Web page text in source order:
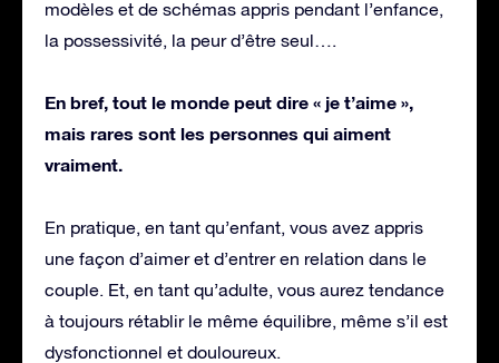
modèles et de schémas appris pendant l’enfance,
la possessivité, la peur d’être seul….
En bref, tout le monde peut dire « je t’aime »,
mais rares sont les personnes qui aiment
vraiment.
En pratique, en tant qu’enfant, vous avez appris
une façon d’aimer et d’entrer en relation dans le
couple. Et, en tant qu’adulte, vous aurez tendance
à toujours rétablir le même équilibre, même s’il est
dysfonctionnel et douloureux.